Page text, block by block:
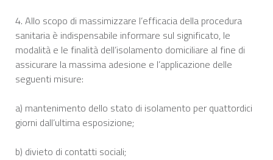
4. Allo scopo di massimizzare l’efficacia della procedura
sanitaria è indispensabile informare sul significato, le
modalità e le finalità dell’isolamento domiciliare al fine di
assicurare la massima adesione e l’applicazione delle
seguenti misure:
a) mantenimento dello stato di isolamento per quattordici
giorni dall’ultima esposizione;
b) divieto di contatti sociali;